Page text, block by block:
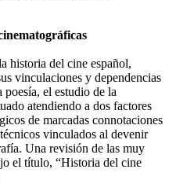
historia del cine español,
vinculaciones y dependencias
el estudio de la
atendiendo a dos factores
de marcadas connotaciones
vinculados al devenir
Una revisión de las muy
el título, “Historia del cine